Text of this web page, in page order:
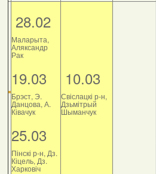
28.02
Маларыта,
Аляксандр
Рак
19.03
Брэст, Э.
Данцова, А.
Ківачук
25.03
Пінскі р-н, Дз.
Кіцель, Дз.
Харковіч
10.03
Свіслацкі р-н,
Дзьмітрый
Шыманчук